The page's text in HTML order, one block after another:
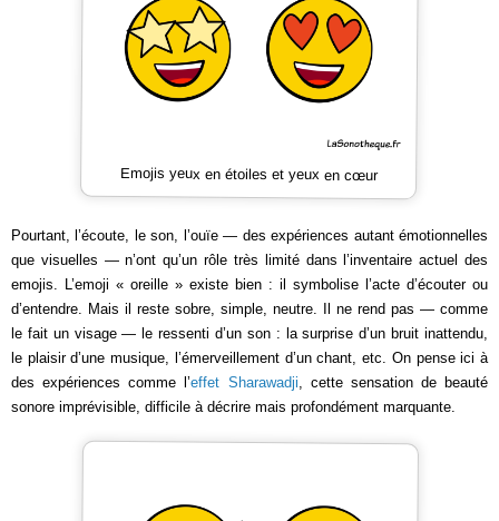
Emojis yeux en étoiles et yeux en cœur
Pourtant, l’écoute, le son, l’ouïe — des expériences autant émotionnelles
que visuelles — n’ont qu’un rôle très limité dans l’inventaire actuel des
emojis. L’emoji « oreille » existe bien : il symbolise l’acte d’écouter ou
d’entendre. Mais il reste sobre, simple, neutre. Il ne rend pas — comme
le fait un visage — le ressenti d’un son : la surprise d’un bruit inattendu,
le plaisir d’une musique, l’émerveillement d’un chant, etc. On pense ici à
des expériences comme l’effet Sharawadji, cette sensation de beauté
sonore imprévisible, difficile à décrire mais profondément marquante.